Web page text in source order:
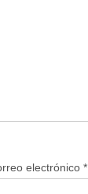
electrónico *